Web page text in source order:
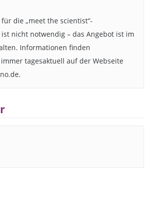
die „meet the scientist“-
nicht notwendig – das Angebot ist im
Informationen finden
tagesaktuell auf der Webseite